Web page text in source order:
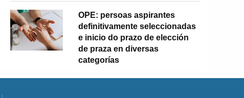
OPE: persoas aspirantes
definitivamente seleccionadas
e inicio do prazo de elección
de praza en diversas
categorías